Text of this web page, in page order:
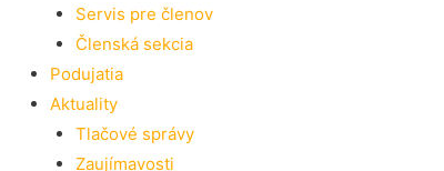
Servis pre členov
Členská sekcia
Podujatia
Aktuality
Tlačové správy
Zaujímavosti